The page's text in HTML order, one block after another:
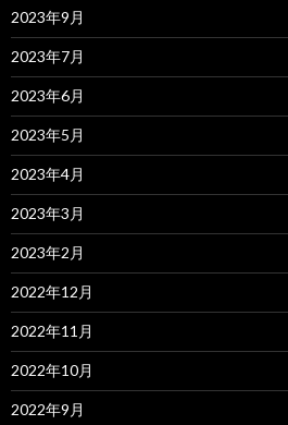
2023年9月
2023年7月
2023年6月
2023年5月
2023年4月
2023年3月
2023年2月
2022年12月
2022年11月
2022年10月
2022年9月